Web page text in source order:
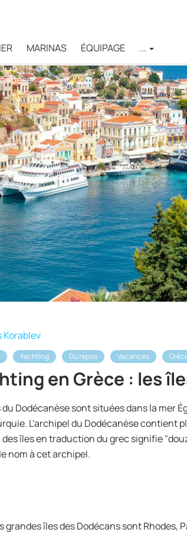
MARINAS ÉQUIPAGE ...
Korablev
Yachting Du repos Vacances
en Grèce : les
du Dodécanèse sont situées dans la mer
L'archipel du Dodécanèse contient
des îles en traduction du grec signifie
nom à cet archipel.
grandes îles des Dodécans sont